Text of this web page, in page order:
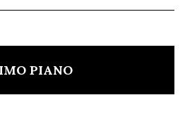
PIANO